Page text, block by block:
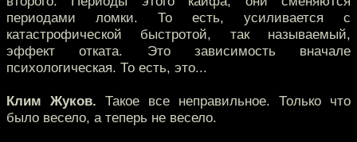
периодами ломки. То есть, усиливается с
катастрофической быстротой, так называемый,
эффект отката. Это зависимость вначале
психологическая. То есть, это...
Клим Жуков. Такое все неправильное. Только что
было весело, а теперь не весело.